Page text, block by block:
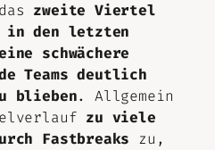
zweite Viertel
in den letzten
schwächere
Teams deutlich
blieben. Allgemein
zu viele
Fastbreaks zu,